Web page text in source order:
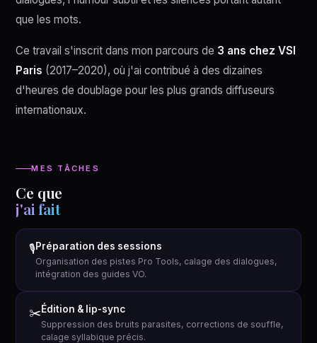
que les mots.
Ce travail s'inscrit dans mon parcours de 3 ans chez VSI
Paris (2017–2020), où j'ai contribué à des dizaines
d'heures de doublage pour les plus grands diffuseurs
internationaux.
MES TÂCHES
Ce que
j'ai fait
🎙Préparation des sessions
Organisation des pistes Pro Tools, calage des dialogues,
intégration des guides VO.
✂️Édition & lip-sync
Suppression des bruits parasites, corrections de souffle,
calage syllabique précis.